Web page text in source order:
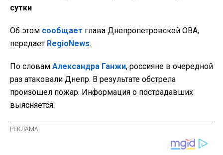
сутки
Об этом сообщает глава Днепропетровской ОВА,
передает RegioNews.
По словам Александра Ганжи, россияне в очередной
раз атаковали Днепр. В результате обстрела
произошел пожар. Информация о пострадавших
выясняется.